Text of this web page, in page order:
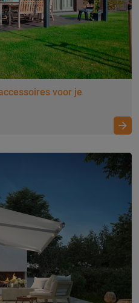
voor je